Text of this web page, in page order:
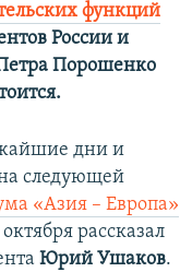
функций
России и
Порошенко
дни и
следующей
«Азия – Европа»
рассказал
Юрий Ушаков.